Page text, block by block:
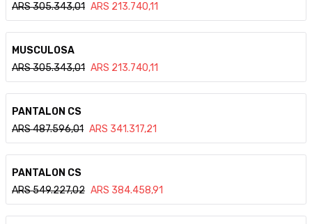
ARS305.343,01 ARS 213.740,11
MUSCULOSA
ARS305.343,01 ARS 213.740,11
PANTALON CS
ARS487.596,01 ARS 341.317,21
PANTALON CS
ARS549.227,02 ARS 384.458,91